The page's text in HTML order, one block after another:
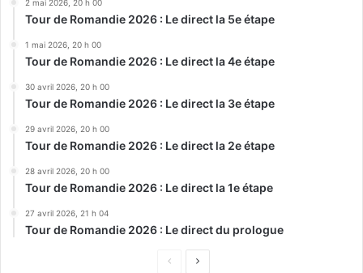
2 mai 2026, 20 h 00
Tour de Romandie 2026 : Le direct la 5e étape
1 mai 2026, 20 h 00
Tour de Romandie 2026 : Le direct la 4e étape
30 avril 2026, 20 h 00
Tour de Romandie 2026 : Le direct la 3e étape
29 avril 2026, 20 h 00
Tour de Romandie 2026 : Le direct la 2e étape
28 avril 2026, 20 h 00
Tour de Romandie 2026 : Le direct la 1e étape
27 avril 2026, 21 h 04
Tour de Romandie 2026 : Le direct du prologue
Page
Page